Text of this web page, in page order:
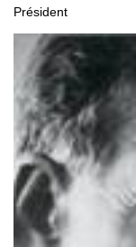
Président